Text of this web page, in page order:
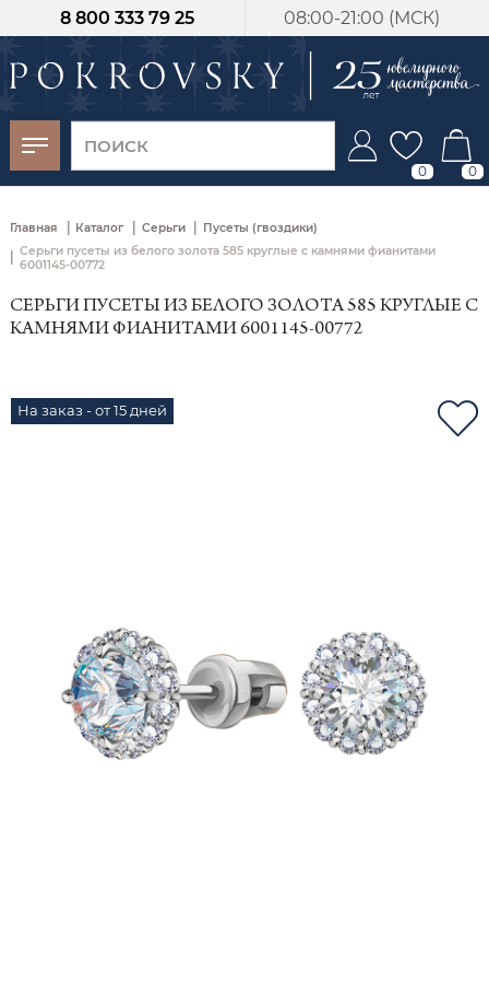
08:00-21:00 (МСК)
8 800 333 79 25
0 0
Главная | Каталог | Серьги | Пусеты (гвоздики)
Серьги пусеты из белого золота 585 круглые с камнями фианитами
6001145-00772
СЕРЬГИ ПУСЕТЫ ИЗ БЕЛОГО ЗОЛОТА 585 КРУГЛЫЕ С
КАМНЯМИ ФИАНИТАМИ 6001145-00772
На заказ - от 15 дней
-30%
от 15 дней с
момента оплаты